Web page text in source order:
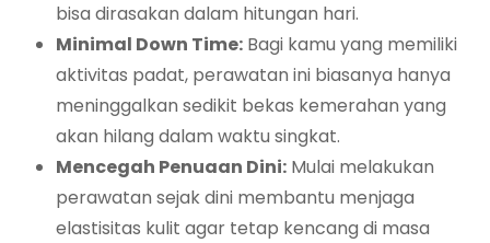
bisa dirasakan dalam hitungan hari.
Minimal Down Time: Bagi kamu yang memiliki
aktivitas padat, perawatan ini biasanya hanya
meninggalkan sedikit bekas kemerahan yang
akan hilang dalam waktu singkat.
Mencegah Penuaan Dini: Mulai melakukan
perawatan sejak dini membantu menjaga
elastisitas kulit agar tetap kencang di masa